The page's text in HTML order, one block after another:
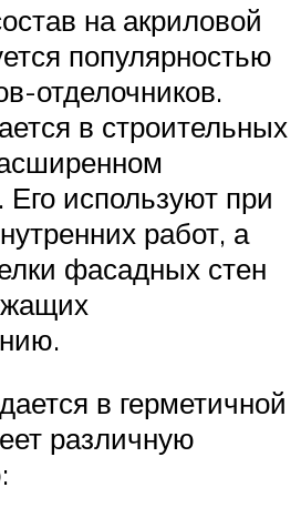
на акриловой
популярностью
отделочников.
в строительных
Его используют при
работ, а
фасадных стен
в герметичной
различную